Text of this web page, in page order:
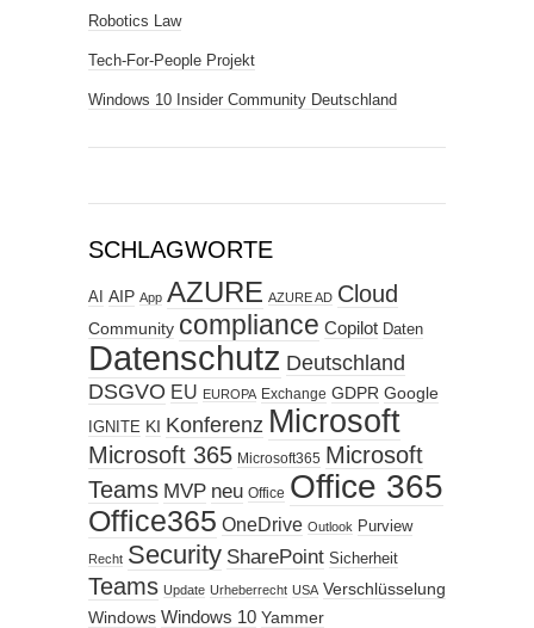
Robotics Law
Tech-For-People Projekt
Windows 10 Insider Community Deutschland
SCHLAGWORTE
AI AIP App AZURE AZURE AD Cloud
Community compliance Copilot Daten
Datenschutz Deutschland
DSGVO EU EUROPA Exchange GDPR Google
IGNITE KI Konferenz Microsoft
Microsoft 365 Microsoft365 Microsoft
Teams MVP neu Office Office 365
Office365 OneDrive Outlook Purview
Recht Security SharePoint Sicherheit
Teams Update Urheberrecht USA Verschlüsselung
Windows Windows 10 Yammer